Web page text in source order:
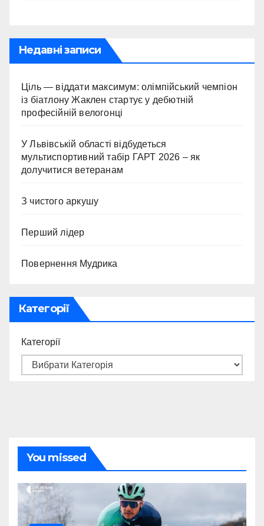
Недавні записи
Ціль — віддати максимум: олімпійський чемпіон
із біатлону Жаклен стартує у дебютній
професійній велогонці
У Львівській області відбудеться
мультиспортивний табір ГАРТ 2026 – як
долучитися ветеранам
З чистого аркушу
Перший лідер
Повернення Мудрика
Категорії
Категорії
You missed